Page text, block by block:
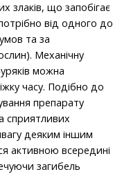
злаків, що запобігає
від одного до
та за
Механічну
можна
часу. Подібно до
препарату
сприятливих
деяким іншим
активною всередині
загибель